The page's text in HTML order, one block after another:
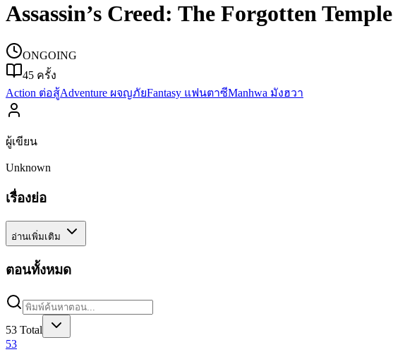
Assassin’s Creed: The Forgotten Temple
ONGOING
45 ครั้ง
Action ต่อสู้Adventure ผจญภัยFantasy แฟนตาซีManhwa มังฮวา
ผู้เขียน
Unknown
เรื่องย่อ
อ่านเพิ่มเติม
ตอนทั้งหมด
53 Total
53